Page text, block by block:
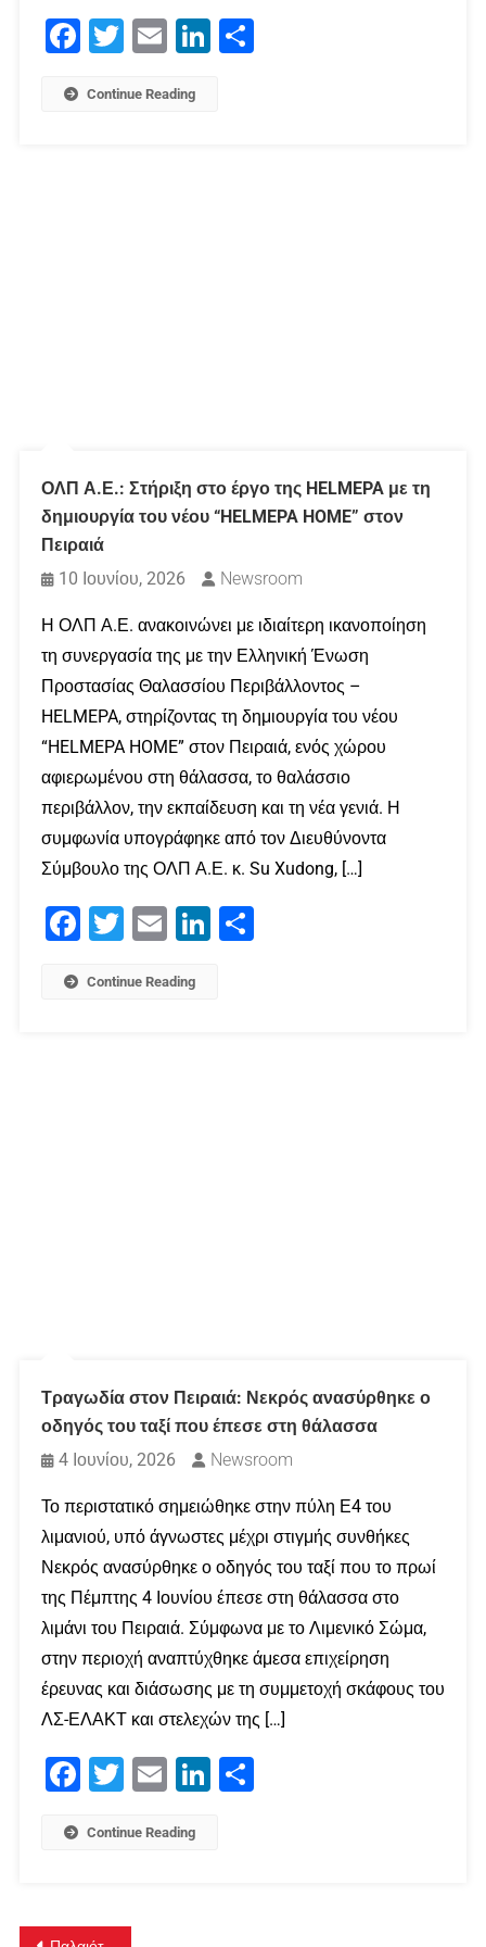
Facebook
Twitter Email LinkedIn
Continue Reading
ΟΛΠ Α.Ε.: Στήριξη στο έργο της HELMEPA με τη
δημιουργία του νέου “HELMEPA HOME” στον
Πειραιά
10 Ιουνίου, 2026
Newsroom
Η ΟΛΠ Α.Ε. ανακοινώνει με ιδιαίτερη ικανοποίηση
τη συνεργασία της με την Ελληνική Ένωση
Προστασίας Θαλασσίου Περιβάλλοντος –
HELMEPA, στηρίζοντας τη δημιουργία του νέου
“HELMEPA HOME” στον Πειραιά, ενός χώρου
αφιερωμένου στη θάλασσα, το θαλάσσιο
περιβάλλον, την εκπαίδευση και τη νέα γενιά. Η
συμφωνία υπογράφηκε από τον Διευθύνοντα
Σύμβουλο της ΟΛΠ Α.Ε. κ. Su Xudong, […]
Facebook
Twitter Email LinkedIn
Continue Reading
Τραγωδία στον Πειραιά: Νεκρός ανασύρθηκε ο
οδηγός του ταξί που έπεσε στη θάλασσα
4 Ιουνίου, 2026
Newsroom
Το περιστατικό σημειώθηκε στην πύλη Ε4 του
λιμανιού, υπό άγνωστες μέχρι στιγμής συνθήκες
Νεκρός ανασύρθηκε ο οδηγός του ταξί που το πρωί
της Πέμπτης 4 Ιουνίου έπεσε στη θάλασσα στο
λιμάνι του Πειραιά. Σύμφωνα με το Λιμενικό Σώμα,
στην περιοχή αναπτύχθηκε άμεσα επιχείρηση
έρευνας και διάσωσης με τη συμμετοχή σκάφους του
ΛΣ-ΕΛΑΚΤ και στελεχών της […]
Facebook
Twitter Email LinkedIn
Continue Reading
Πλοήγηση